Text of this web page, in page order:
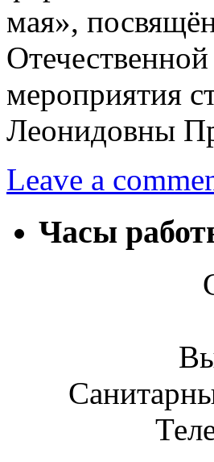
мая»,
мероприятия
Леонидовны
Leave a
Часы